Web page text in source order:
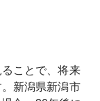
ことで、将来
新潟県新潟市